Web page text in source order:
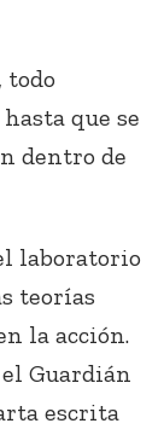
todo
que se
dentro de
laboratorio
teorías
la acción.
el Guardián
escrita